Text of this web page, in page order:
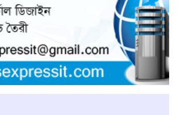
উভয়পক্ষের সমঝোতায় ধর্মঘট
প্রত্যাহার করায় সাভারের মুরগীর
বাজার স্বাভাবিক